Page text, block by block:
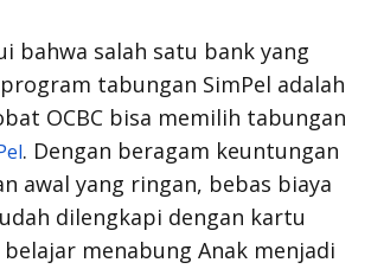
bahwa salah satu bank yang
tabungan SimPel adalah
OCBC bisa memilih tabungan
. Dengan beragam keuntungan
awal yang ringan, bebas biaya
dilengkapi dengan kartu
menabung Anak menjadi